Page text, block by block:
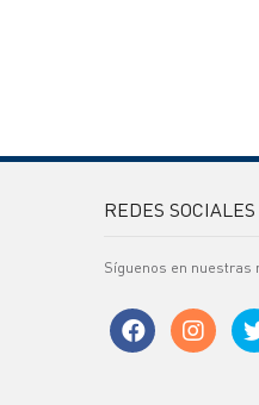
REDES SOCIALES
Síguenos en nuestras